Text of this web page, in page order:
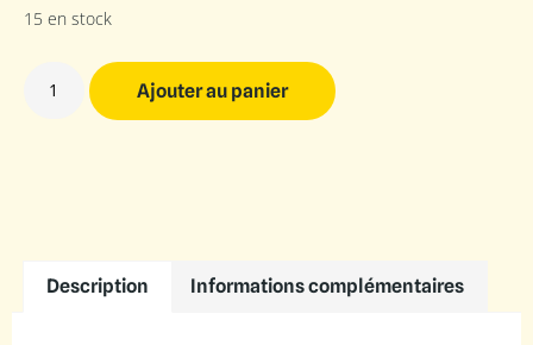
15 en stock
Ajouter au panier
Description Informations complémentaires